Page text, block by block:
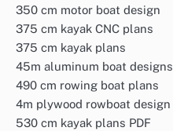
350 cm motor boat design
375 cm kayak CNC plans
375 cm kayak plans
45m aluminum boat designs
490 cm rowing boat plans
4m plywood rowboat design
530 cm kayak plans PDF